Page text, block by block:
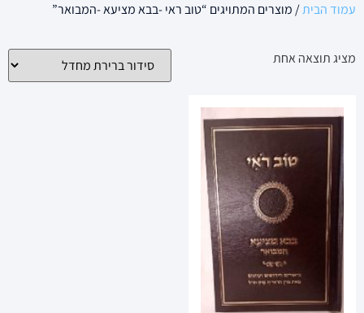
עמוד הבית/ מוצרים המתויגים “טוב ראי -בבא מציעא -המבואר”
מציג תוצאה אחת